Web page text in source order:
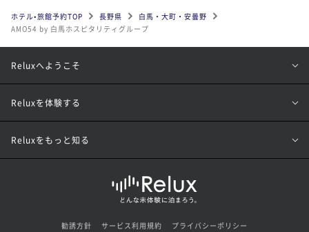
ホテル•旅館予約TOP 長野県
白馬・大町・安曇野
AMO54 by 白馬ホスピタリティグループ
Reluxへようこそ
Reluxを体験する
Reluxをもっと知る
勧誘方針 サービス利用規約 プライバシーポリシー